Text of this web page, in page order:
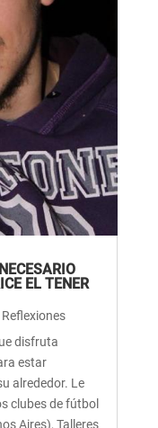
EL TENER
Reflexiones
disfruta
estar
alrededor. Le
clubes de fútbol
Aires), Talleres